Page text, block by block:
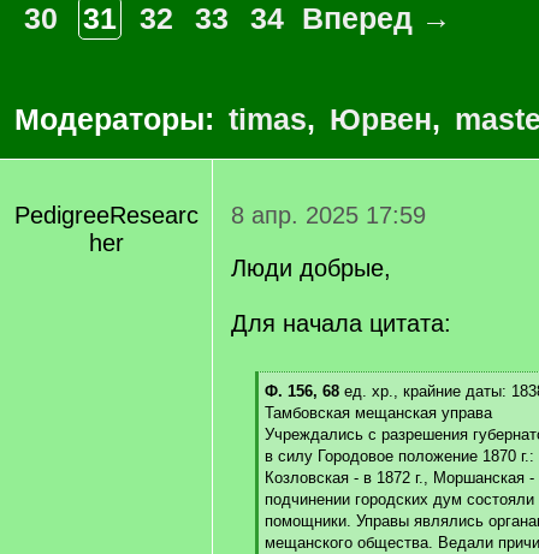
30
31 32 33 34 Вперед →
Модераторы: timas, Юрвен,
PedigreeResearc
her
8 апр. 2025 17:59
Люди добрые,
Для начала цитата:
[
q
]
Ф. 156, 68 ед. хр., крайние даты:
Тамбовская мещанская управа
Учреждались с разрешения
в силу Городовое положение 1870
Козловская - в 1872 г., Моршанская
подчинении городских дум
помощники. Управы являлись
мещанского общества. Ведали